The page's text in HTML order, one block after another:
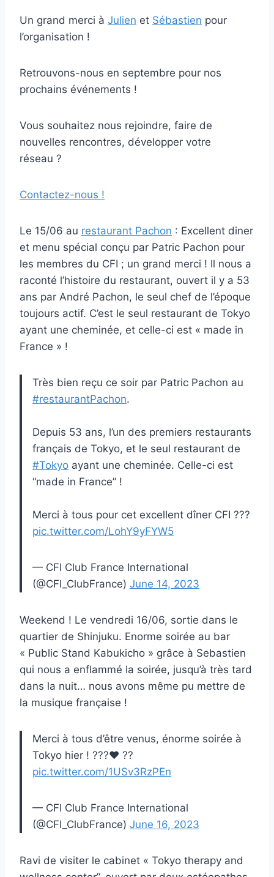
Un grand merci à Julien et Sébastien pour
l’organisation !
Retrouvons-nous en septembre pour nos
prochains événements !
Vous souhaitez nous rejoindre, faire de
nouvelles rencontres, développer votre
réseau ?
Contactez-nous !
Le 15/06 au restaurant Pachon : Excellent diner
et menu spécial conçu par Patric Pachon pour
les membres du CFI ; un grand merci ! Il nous a
raconté l’histoire du restaurant, ouvert il y a 53
ans par André Pachon, le seul chef de l’époque
toujours actif. C’est le seul restaurant de Tokyo
ayant une cheminée, et celle-ci est « made in
France » !
Très bien reçu ce soir par Patric Pachon au
#restaurantPachon.
Depuis 53 ans, l’un des premiers restaurants
français de Tokyo, et le seul restaurant de
#Tokyo ayant une cheminée. Celle-ci est
“made in France” !
Merci à tous pour cet excellent dîner CFI ???
pic.twitter.com/LohY9yFYW5
— CFI Club France International
(@CFI_ClubFrance) June 14, 2023
Weekend ! Le vendredi 16/06, sortie dans le
quartier de Shinjuku. Enorme soirée au bar
« Public Stand Kabukicho » grâce à Sebastien
qui nous a enflammé la soirée, jusqu’à très tard
dans la nuit… nous avons même pu mettre de
la musique française !
Merci à tous d’être venus, énorme soirée à
Tokyo hier ! ???♥️ ??
pic.twitter.com/1USv3RzPEn
— CFI Club France International
(@CFI_ClubFrance) June 16, 2023
Ravi de visiter le cabinet « Tokyo therapy and